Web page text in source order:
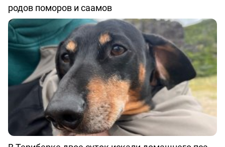
родов поморов и саамов